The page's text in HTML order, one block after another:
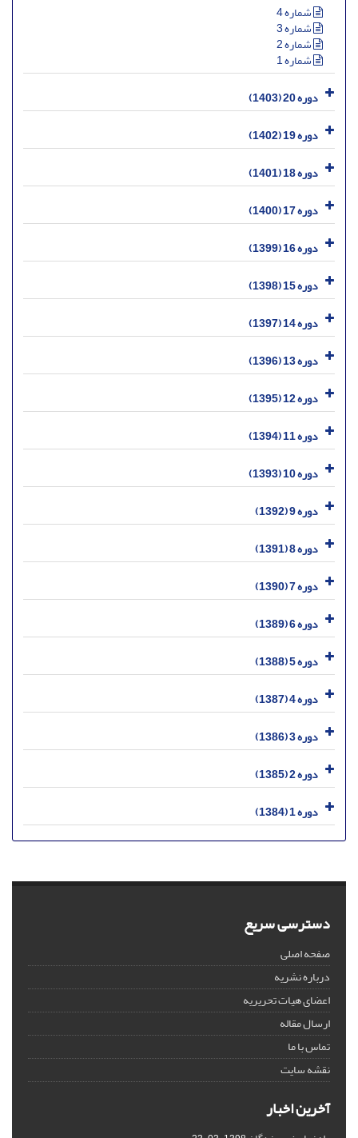
شماره 4
شماره 3
شماره 2
شماره 1
دوره 20 (1403)
دوره 19 (1402)
دوره 18 (1401)
دوره 17 (1400)
دوره 16 (1399)
دوره 15 (1398)
دوره 14 (1397)
دوره 13 (1396)
دوره 12 (1395)
دوره 11 (1394)
دوره 10 (1393)
دوره 9 (1392)
دوره 8 (1391)
دوره 7 (1390)
دوره 6 (1389)
دوره 5 (1388)
دوره 4 (1387)
دوره 3 (1386)
دوره 2 (1385)
دوره 1 (1384)
دسترسی سریع
صفحه اصلی
درباره نشریه
اعضای هیات تحریریه
ارسال مقاله
تماس با ما
نقشه سایت
آخرین اخبار